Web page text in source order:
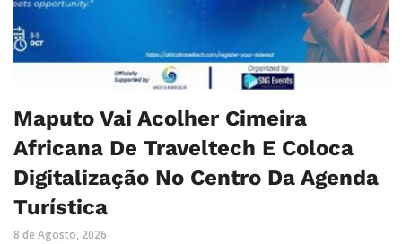
Maputo Vai Acolher Cimeira
Africana De Traveltech E Coloca
Digitalização No Centro Da Agenda
Turística
8 de Agosto, 2026